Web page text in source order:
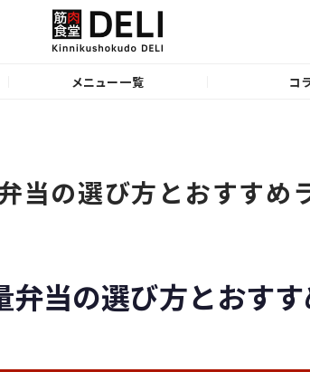
メニュー一覧 コ
当の選び方とおすすめ
弁当の選び方とおす